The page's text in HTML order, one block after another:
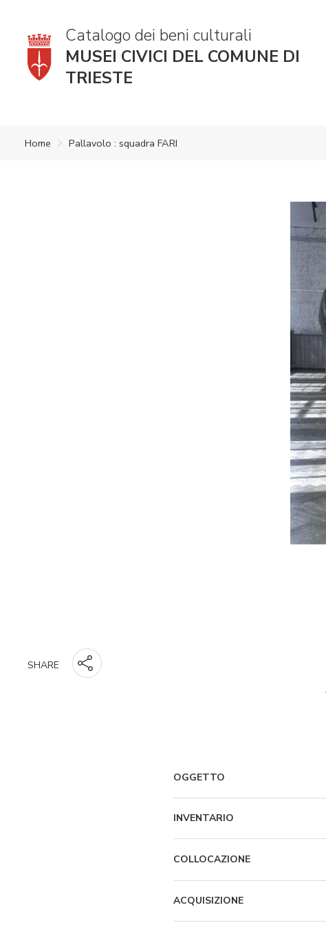
Catalogo dei beni culturali
MUSEI CIVICI DEL COMUNE DI
TRIESTE
Home Pallavolo : squadra FARI
SHARE
OGGETTO
INVENTARIO
COLLOCAZIONE
ACQUISIZIONE